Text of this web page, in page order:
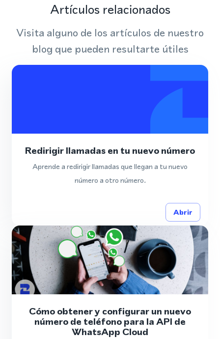
Artículos relacionados
Visita alguno de los artículos de nuestro
blog que pueden resultarte útiles
Redirigir llamadas en tu nuevo número
Aprende a redirigir llamadas que llegan a tu nuevo
número a otro número.
Abrir
Cómo obtener y configurar un nuevo
número de teléfono para la API de
WhatsApp Cloud